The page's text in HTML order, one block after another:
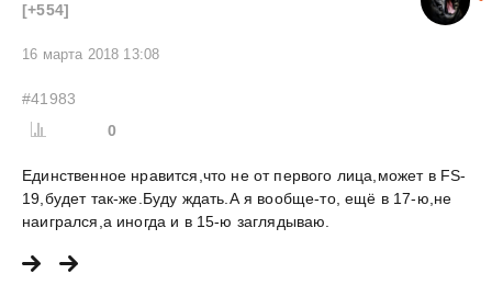
[+554]
16 марта 2018 13:08
#41983
0
Единственное нравится,что не от первого лица,может в FS-
19,будет так-же.Буду ждать.А я вообще-то, ещё в 17-ю,не
наигрался,а иногда и в 15-ю заглядываю.